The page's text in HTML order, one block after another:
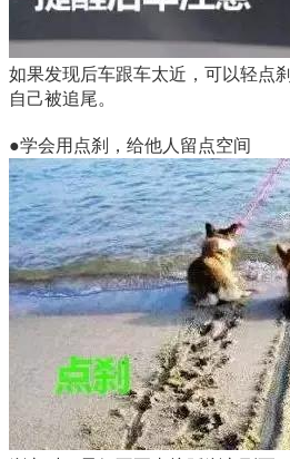
如果发现后车跟车太近，可以轻点
自己被追尾。
●学会用点刹，给他人留点空间